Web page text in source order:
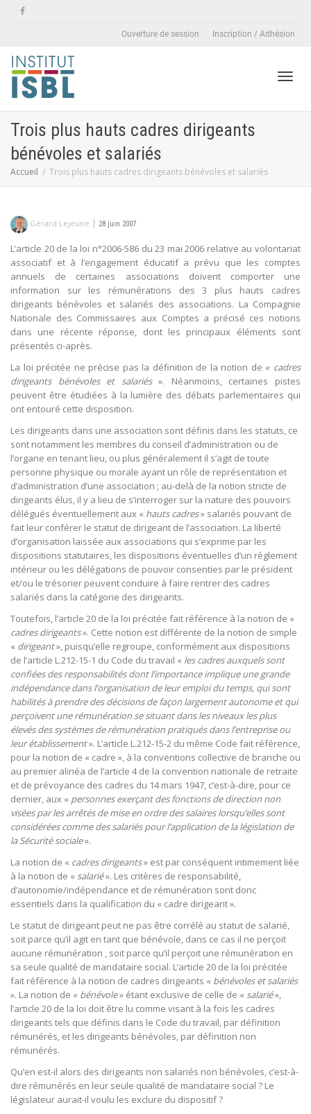
Ouverture de session Inscription / Adhésion
Trois plus hauts cadres dirigeants
bénévoles et salariés
Accueil Trois plus hauts cadres dirigeants bénévoles et salariés
Gérard Lejeune | 28 juin 2007
L’article 20 de la loi n°2006-586 du 23 mai 2006 relative au volontariat
associatif et à l’engagement éducatif a prévu que les comptes
annuels de certaines associations doivent comporter une
information sur les rémunérations des 3 plus hauts cadres
dirigeants bénévoles et salariés des associations. La Compagnie
Nationale des Commissaires aux Comptes a précisé ces notions
dans une récente réponse, dont les principaux éléments sont
présentés ci-après.
La loi précitée ne précise pas la définition de la notion de « cadres
dirigeants bénévoles et salariés». Néanmoins, certaines pistes
peuvent être étudiées à la lumière des débats parlementaires qui
ont entouré cette disposition.
Les dirigeants dans une association sont définis dans les statuts, ce
sont notamment les membres du conseil d’administration ou de
l’organe en tenant lieu, ou plus généralement il s’agit de toute
personne physique ou morale ayant un rôle de représentation et
d’administration d’une association ; au-delà de la notion stricte de
dirigeants élus, il y a lieu de s’interroger sur la nature des pouvoirs
délégués éventuellement aux « hauts cadres» salariés pouvant de
fait leur conférer le statut de dirigeant de l’association. La liberté
d’organisation laissée aux associations qui s’exprime par les
dispositions statutaires, les dispositions éventuelles d’un règlement
intérieur ou les délégations de pouvoir consenties par le président
et/ou le trésorier peuvent conduire à faire rentrer des cadres
salariés dans la catégorie des dirigeants.
Toutefois, l’article 20 de la loi précitée fait référence à la notion de «
cadres dirigeants». Cette notion est différente de la notion de simple
« dirigeant», puisqu’elle regroupe, conformément aux dispositions
de l’article L.212-15-1 du Code du travail « les cadres auxquels sont
confiées des responsabilités dont l’importance implique une grande
indépendance dans l’organisation de leur emploi du temps, qui sont
habilités à prendre des décisions de façon largement autonome et qui
perçoivent une rémunération se situant dans les niveaux les plus
élevés des systèmes de rémunération pratiqués dans l’entreprise ou
leur établissement». L’article L.212-15-2 du même Code fait référence,
pour la notion de « cadre », à la conventions collective de branche ou
au premier alinéa de l’article 4 de la convention nationale de retraite
et de prévoyance des cadres du 14 mars 1947, c’est-à-dire, pour ce
dernier, aux « personnes exerçant des fonctions de direction non
visées par les arrêtés de mise en ordre des salaires lorsqu’elles sont
considérées comme des salariés pour l’application de la législation de
la Sécurité sociale».
La notion de « cadres dirigeants» est par conséquent intimement liée
à la notion de « salarié». Les critères de responsabilité,
d’autonomie/indépendance et de rémunération sont donc
essentiels dans la qualification du « cadre dirigeant ».
Le statut de dirigeant peut ne pas être corrélé au statut de salarié,
soit parce qu’il agit en tant que bénévole, dans ce cas il ne perçoit
aucune rémunération , soit parce qu’il perçoit une rémunération en
sa seule qualité de mandataire social. L’article 20 de la loi précitée
fait référence à la notion de cadres dirigeants « bénévoles et salariés
». La notion de « bénévole» étant exclusive de celle de « salarié»,
l’article 20 de la loi doit être lu comme visant à la fois les cadres
dirigeants tels que définis dans le Code du travail, par définition
rémunérés, et les dirigeants bénévoles, par définition non
rémunérés.
Qu’en est-il alors des dirigeants non salariés non bénévoles, c’est-à-
dire rémunérés en leur seule qualité de mandataire social ? Le
législateur aurait-il voulu les exclure du dispositif ?